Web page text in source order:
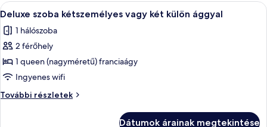
A
következő
szoba
összes
képének
megtekintése:
Deluxe
szoba
Egy franciaágyas hálószoba, mintás
4
Deluxe szoba kétszemélyes vagy két külön ággyal
1 hálószoba
2 férőhely
1 queen (nagyméretű) franciaágy
Ingyenes wifi
További részletek
Deluxe
Dátumok árainak megtekintése